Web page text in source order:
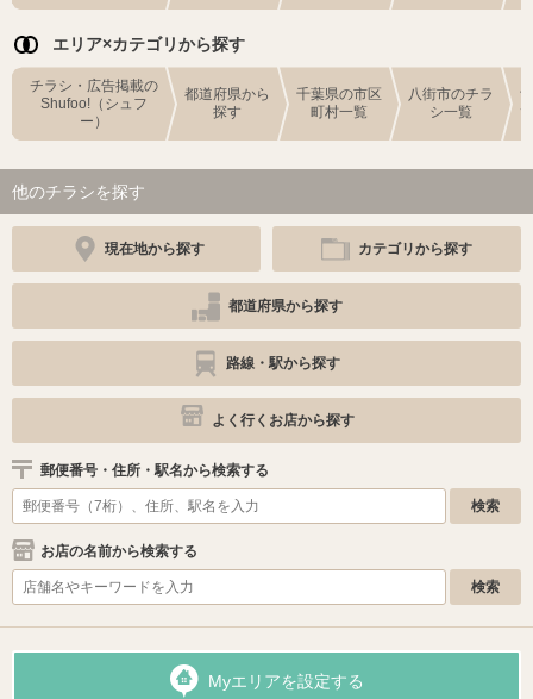
エリア×カテゴリから探す
チラシ・広告掲載の
Shufoo!（シュフ
ー）
都道府県から
探す
千葉県の市区
町村一覧
八街市のチラ
シ一覧
他のチラシを探す
現在地から探す カテゴリから探す
都道府県から探す
路線・駅から探す
よく行くお店から探す
郵便番号・住所・駅名から検索する
お店の名前から検索する
Myエリアを設定する